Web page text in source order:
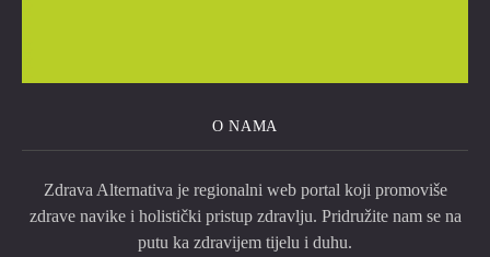
O NAMA
Zdrava Alternativa je regionalni web portal koji promoviše
zdrave navike i holistički pristup zdravlju. Pridružite nam se na
putu ka zdravijem tijelu i duhu.